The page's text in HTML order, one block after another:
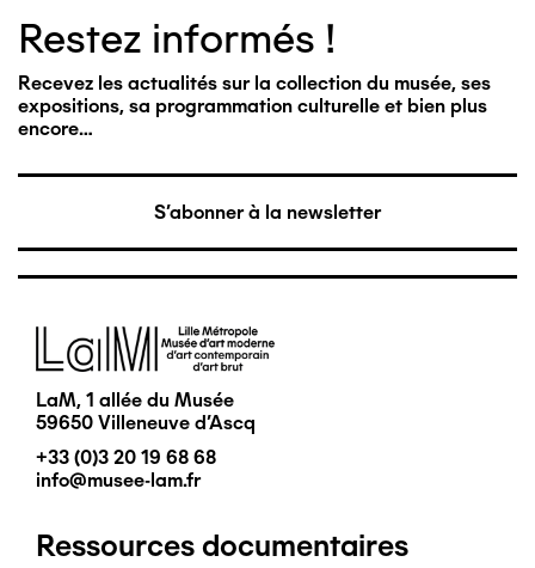
Restez informés !
Recevez les actualités sur la collection du musée, ses
expositions, sa programmation culturelle et bien plus
encore…
S'abonner à la newsletter
Image
LaM, 1 allée du Musée
59650 Villeneuve d'Ascq
+33 (0)3 20 19 68 68
info@musee-lam.fr
Pied
Ressources documentaires